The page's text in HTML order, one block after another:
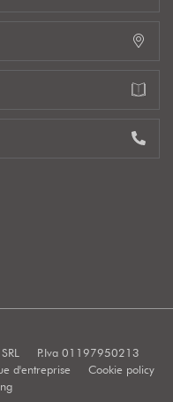
P.Iva 01197950213
d'entreprise
Cookie policy